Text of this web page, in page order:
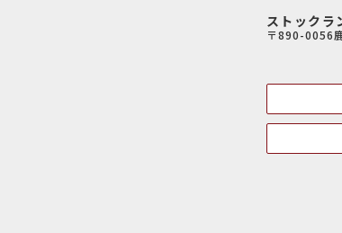
ビスのお知らせ・ＰＲ、調査・データ集積、研究
管理会社（以下「サイト管理会社」といいます。
附随する業務の実施
会社が提供するサービス改善に必要な範囲で、
します。
データにつきましては、サイト管理会社におい
ストックラ
〒890-0056